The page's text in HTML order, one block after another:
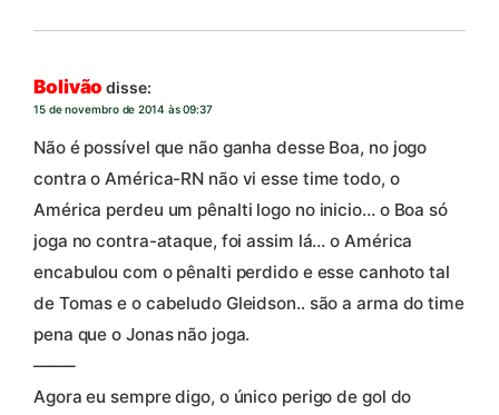
Bolivão disse:
15 de novembro de 2014 às 09:37
Não é possível que não ganha desse Boa, no jogo
contra o América-RN não vi esse time todo, o
América perdeu um pênalti logo no inicio… o Boa só
joga no contra-ataque, foi assim lá… o América
encabulou com o pênalti perdido e esse canhoto tal
de Tomas e o cabeludo Gleidson.. são a arma do time
pena que o Jonas não joga.
——–
Agora eu sempre digo, o único perigo de gol do